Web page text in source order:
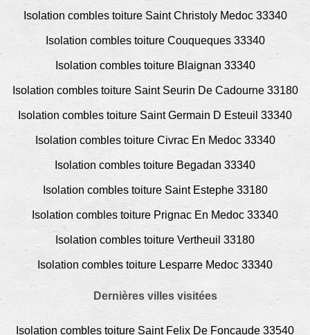
Isolation combles toiture Saint Christoly Medoc 33340
Isolation combles toiture Couqueques 33340
Isolation combles toiture Blaignan 33340
Isolation combles toiture Saint Seurin De Cadourne 33180
Isolation combles toiture Saint Germain D Esteuil 33340
Isolation combles toiture Civrac En Medoc 33340
Isolation combles toiture Begadan 33340
Isolation combles toiture Saint Estephe 33180
Isolation combles toiture Prignac En Medoc 33340
Isolation combles toiture Vertheuil 33180
Isolation combles toiture Lesparre Medoc 33340
Dernières villes visitées
Isolation combles toiture Saint Felix De Foncaude 33540